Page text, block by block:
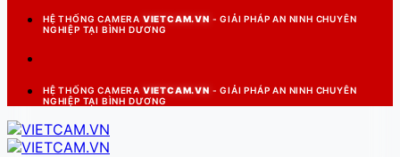
HỆ THỐNG CAMERA VIETCAM.VN - GIẢI PHÁP AN NINH CHUYÊN
NGHIỆP TẠI BÌNH DƯƠNG
HỆ THỐNG CAMERA VIETCAM.VN - GIẢI PHÁP AN NINH CHUYÊN
NGHIỆP TẠI BÌNH DƯƠNG